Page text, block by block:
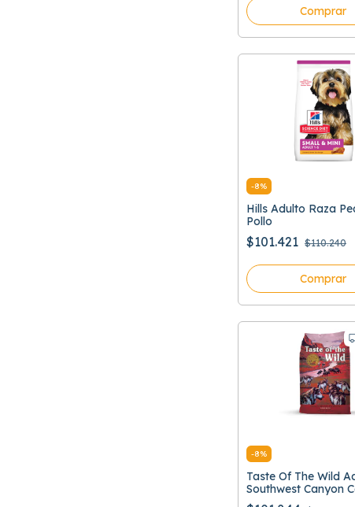
Comprar
-8%
Hills Adulto Raza
Pollo
$101.421 $110.240
Comprar
-8%
Taste Of The Wild
Southwest Canyon
Jabali